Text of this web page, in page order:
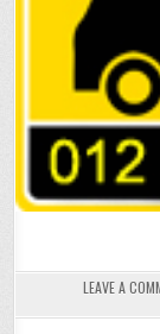
LEAVE A
ON
ونش
إنقاذ